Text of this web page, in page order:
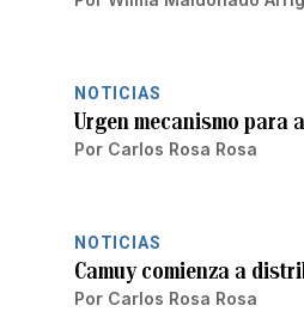
NOTICIAS
Urgen mecanismo para
Por Carlos Rosa Rosa
NOTICIAS
Camuy comienza a
Por Carlos Rosa Rosa